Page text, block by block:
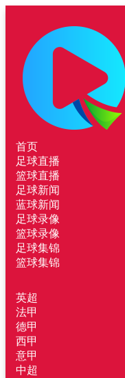
首页
足球直播
篮球直播
足球新闻
蓝球新闻
足球录像
篮球录像
足球集锦
篮球集锦
英超
法甲
德甲
西甲
意甲
中超